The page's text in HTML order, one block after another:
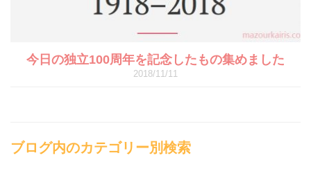
今日の独立100周年を記念したもの集めました
2018/11/11
ブログ内のカテゴリー別検索